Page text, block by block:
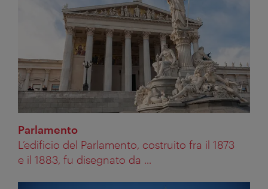
Parlamento
L’edificio del Parlamento, costruito fra il 1873
e il 1883, fu disegnato da ...